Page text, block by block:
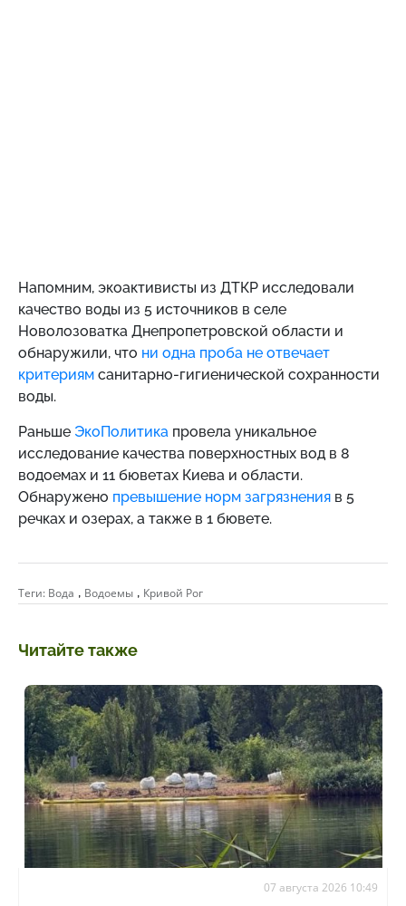
Напомним, экоактивисты из ДТКР исследовали
качество воды из 5 источников в селе
Новолозоватка Днепропетровской области и
обнаружили, что ни одна проба не отвечает
критериям санитарно-гигиенической сохранности
воды.
Раньше ЭкоПолитика провела уникальное
исследование качества поверхностных вод в 8
водоемах и 11 бюветах Киева и области.
Обнаружено превышение норм загрязнения в 5
речках и озерах, а также в 1 бювете.
Теги: Вода , Водоемы , Кривой Рог
Читайте также
07 августа 2026 10:49